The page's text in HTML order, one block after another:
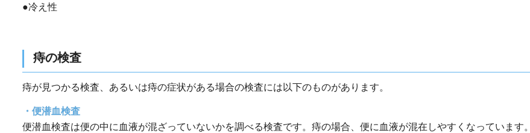
●冷え性
痔の検査
痔が見つかる検査、あるいは痔の症状がある場合の検査には以下のものがあります。
便潜血検査
便潜血検査は便の中に血液が混ざっていないかを調べる検査です。痔の場合、便に血液が混在しやすくなっています